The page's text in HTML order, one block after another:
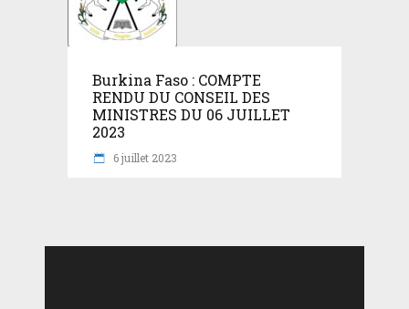
Burkina Faso : COMPTE
RENDU DU CONSEIL DES
MINISTRES DU 06 JUILLET
2023
6 juillet 2023